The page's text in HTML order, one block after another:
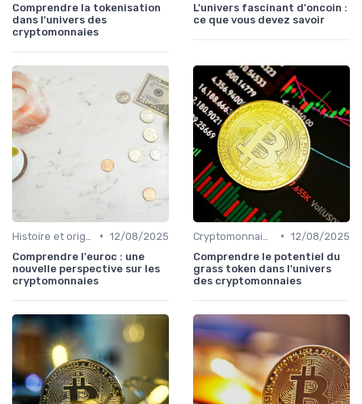
Comprendre la tokenisation
dans l'univers des
cryptomonnaies
L'univers fascinant d'oncoin :
ce que vous devez savoir
• 12/08/2025
Comprendre l'euroc : une
nouvelle perspective sur les
cryptomonnaies
• 12/08/2025
Comprendre le potentiel du
grass token dans l'univers
des cryptomonnaies